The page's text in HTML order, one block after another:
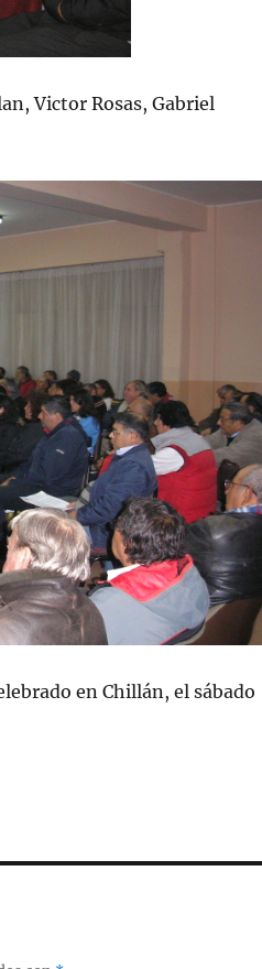
Victor Rosas, Gabriel
en Chillán, el sábado